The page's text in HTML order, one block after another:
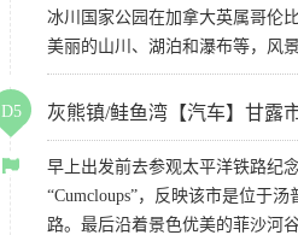
冰川国家公园在加拿大英属哥伦
美丽的山川、湖泊和瀑布等，风
D5 灰熊镇/鲑鱼湾【汽车】甘露
早上出发前去参观太平洋铁路纪
“Cumcloups”，反映该市是位于
路。最后沿着景色优美的菲沙河